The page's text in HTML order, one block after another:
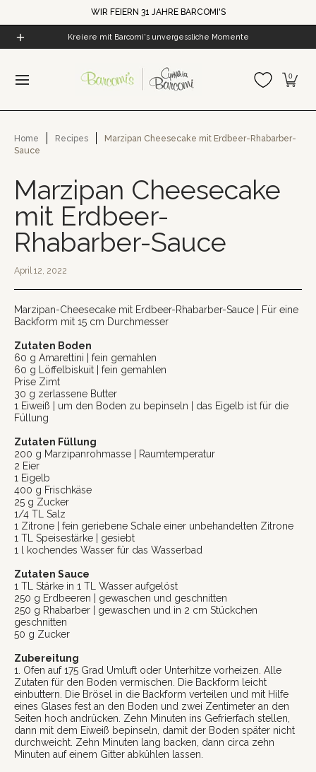
WIR FEIERN 31 JAHRE BARCOMI'S
All Products Cynthia's World Barcomi's
Kreiere mit Barcomi's unvergessliche Momente
0
Home Recipes
Marzipan Cheesecake mit Erdbeer-Rhabarber-
Sauce
Marzipan Cheesecake
mit Erdbeer-
Rhabarber-Sauce
April 12, 2022
Marzipan-Cheesecake mit Erdbeer-Rhabarber-Sauce | Für eine
Backform mit 15 cm Durchmesser
Zutaten Boden
60 g Amarettini | fein gemahlen
60 g Löffelbiskuit | fein gemahlen
Prise Zimt
30 g zerlassene Butter
1 Eiweiß | um den Boden zu bepinseln | das Eigelb ist für die
Füllung
Zutaten Füllung
200 g Marzipanrohmasse | Raumtemperatur
2 Eier
1 Eigelb
400 g Frischkäse
25 g Zucker
1/4 TL Salz
1 Zitrone | fein geriebene Schale einer unbehandelten Zitrone
1 TL Speisestärke | gesiebt
1 l kochendes Wasser für das Wasserbad
Zutaten Sauce
1 TL Stärke in 1 TL Wasser aufgelöst
250 g Erdbeeren | gewaschen und geschnitten
250 g Rhabarber | gewaschen und in 2 cm Stückchen
geschnitten
50 g Zucker
Zubereitung
1. Ofen auf 175 Grad Umluft oder Unterhitze vorheizen. Alle
Zutaten für den Boden vermischen. Die Backform leicht
einbuttern. Die Brösel in die Backform verteilen und mit Hilfe
eines Glases fest an den Boden und zwei Zentimeter an den
Seiten hoch andrücken. Zehn Minuten ins Gefrierfach stellen,
dann mit dem Eiweiß bepinseln, damit der Boden später nicht
durchweicht. Zehn Minuten lang backen, dann circa zehn
Minuten auf einem Gitter abkühlen lassen.